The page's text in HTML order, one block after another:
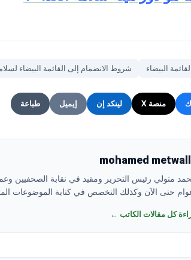
البيضاء شروط الانضمام إلى القائمة البيضاء
منصة X لينكد إن إيميل طباعة
mohamed
حتى الآن وكذلك التخصص في كتابة الموضوعات
كل مقالات الكاتب ←